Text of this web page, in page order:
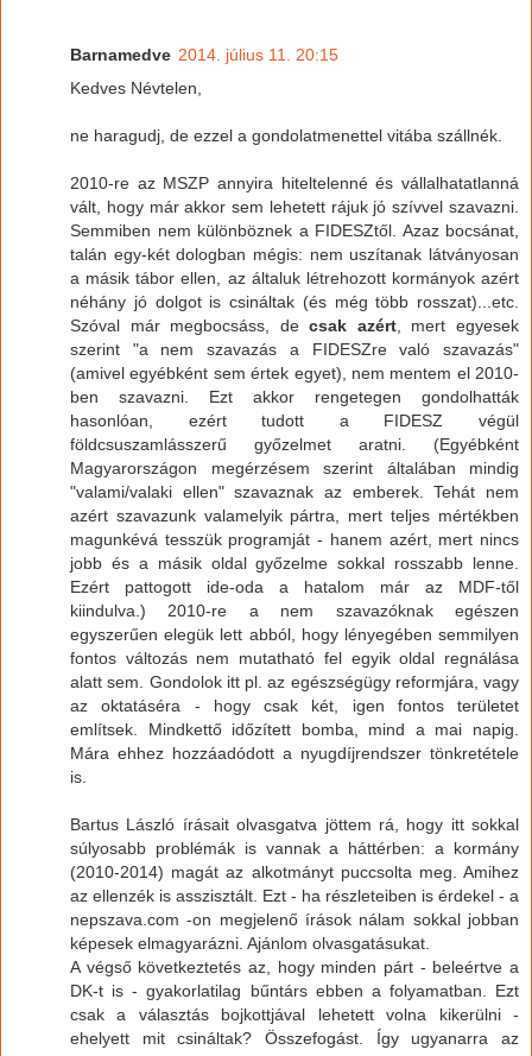
Barnamedve 2014. július 11. 20:15
Kedves Névtelen,
ne haragudj, de ezzel a gondolatmenettel vitába szállnék.
2010-re az MSZP annyira hiteltelenné és vállalhatatlanná
vált, hogy már akkor sem lehetett rájuk jó szívvel szavazni.
Semmiben nem különböznek a FIDESZtől. Azaz bocsánat,
talán egy-két dologban mégis: nem uszítanak látványosan
a másik tábor ellen, az általuk létrehozott kormányok azért
néhány jó dolgot is csináltak (és még több rosszat)...etc.
Szóval már megbocsáss, decsak azért, mert egyesek
szerint "a nem szavazás a FIDESZre való szavazás"
(amivel egyébként sem értek egyet), nem mentem el 2010-
ben szavazni. Ezt akkor rengetegen gondolhatták
hasonlóan, ezért tudott a FIDESZ végül
földcsuszamlásszerű győzelmet aratni. (Egyébként
Magyarországon megérzésem szerint általában mindig
"valami/valaki ellen" szavaznak az emberek. Tehát nem
azért szavazunk valamelyik pártra, mert teljes mértékben
magunkévá tesszük programját - hanem azért, mert nincs
jobb és a másik oldal győzelme sokkal rosszabb lenne.
Ezért pattogott ide-oda a hatalom már az MDF-től
kiindulva.) 2010-re a nem szavazóknak egészen
egyszerűen elegük lett abból, hogy lényegében semmilyen
fontos változás nem mutatható fel egyik oldal regnálása
alatt sem. Gondolok itt pl. az egészségügy reformjára, vagy
az oktatáséra - hogy csak két, igen fontos területet
említsek. Mindkettő időzített bomba, mind a mai napig.
Mára ehhez hozzáadódott a nyugdíjrendszer tönkretétele
is.
Bartus László írásait olvasgatva jöttem rá, hogy itt sokkal
súlyosabb problémák is vannak a háttérben: a kormány
(2010-2014) magát az alkotmányt puccsolta meg. Amihez
az ellenzék is asszisztált. Ezt - ha részleteiben is érdekel - a
nepszava.com -on megjelenő írások nálam sokkal jobban
képesek elmagyarázni. Ajánlom olvasgatásukat.
A végső következtetés az, hogy minden párt - beleértve a
DK-t is - gyakorlatilag bűntárs ebben a folyamatban. Ezt
csak a választás bojkottjával lehetett volna kikerülni -
ehelyett mit csináltak? Összefogást. Így ugyanarra az